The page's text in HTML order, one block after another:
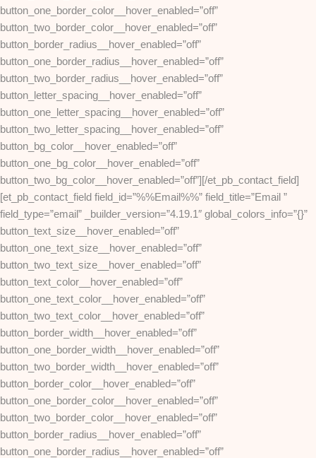
button_one_border_color__hover_enabled=”off”
button_two_border_color__hover_enabled=”off”
button_border_radius__hover_enabled=”off”
button_one_border_radius__hover_enabled=”off”
button_two_border_radius__hover_enabled=”off”
button_letter_spacing__hover_enabled=”off”
button_one_letter_spacing__hover_enabled=”off”
button_two_letter_spacing__hover_enabled=”off”
button_bg_color__hover_enabled=”off”
button_one_bg_color__hover_enabled=”off”
button_two_bg_color__hover_enabled=”off”][/et_pb_contact_field]
[et_pb_contact_field field_id=”%%Email%%” field_title=”Email ”
field_type=”email” _builder_version=”4.19.1″ global_colors_info=”{}”
button_text_size__hover_enabled=”off”
button_one_text_size__hover_enabled=”off”
button_two_text_size__hover_enabled=”off”
button_text_color__hover_enabled=”off”
button_one_text_color__hover_enabled=”off”
button_two_text_color__hover_enabled=”off”
button_border_width__hover_enabled=”off”
button_one_border_width__hover_enabled=”off”
button_two_border_width__hover_enabled=”off”
button_border_color__hover_enabled=”off”
button_one_border_color__hover_enabled=”off”
button_two_border_color__hover_enabled=”off”
button_border_radius__hover_enabled=”off”
button_one_border_radius__hover_enabled=”off”